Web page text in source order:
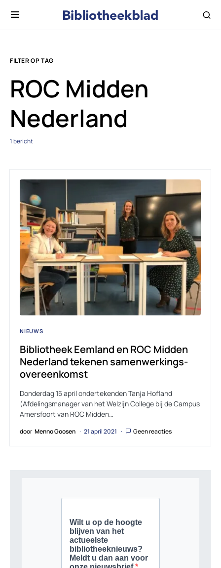
FILTER OP TAG
ROC Midden
Nederland
1 bericht
NIEUWS
Bibliotheek Eemland en ROC Midden
Nederland tekenen samenwerkings-
overeenkomst
Donderdag 15 april ondertekenden Tanja Hofland
(Afdelingsmanager van het Welzijn College bij de Campus
Amersfoort van ROC Midden…
door Menno Goosen 21 april 2021 Geen reacties